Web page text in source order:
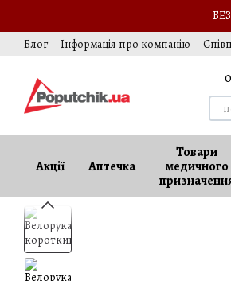
Блог
Інформація про компанію
Акції Аптечка
Товари
медичного